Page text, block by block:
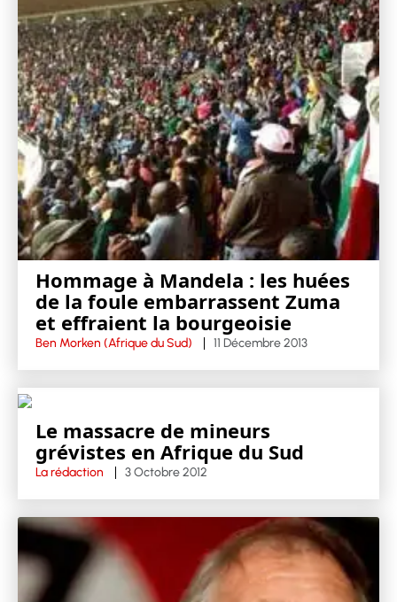
Hommage à Mandela : les huées
de la foule embarrassent Zuma
et effraient la bourgeoisie
Ben Morken (Afrique du Sud) 11 Décembre 2013
Le massacre de mineurs
grévistes en Afrique du Sud
La rédaction 3 Octobre 2012